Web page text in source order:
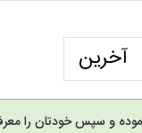
آخرین
و سپس خودتان را